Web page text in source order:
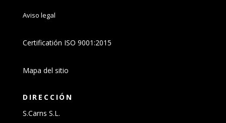
Aviso legal
Certificatión ISO 9001:2015
Mapa del sitio
DIRECCIÓN
S.Carns S.L.